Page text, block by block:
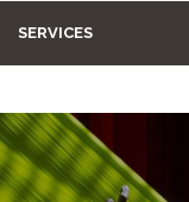
SERVICES